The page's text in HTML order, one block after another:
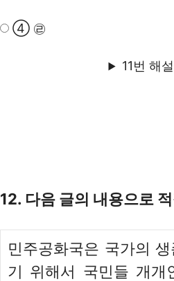
④ ㉣
11번 해
12. 다음 글의 내용으로
민주공화국은 국가의
기 위해서 국민들 개개